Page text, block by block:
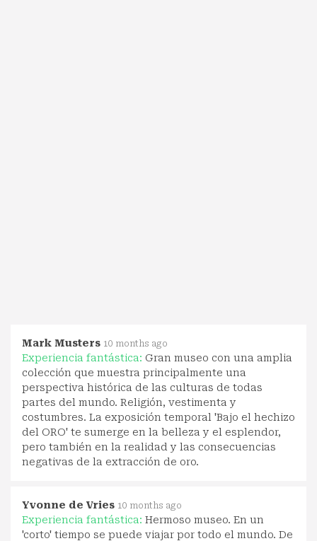
Mark Musters 10 months ago
Experiencia fantástica: Gran museo con una amplia
colección que muestra principalmente una
perspectiva histórica de las culturas de todas
partes del mundo. Religión, vestimenta y
costumbres. La exposición temporal 'Bajo el hechizo
del ORO' te sumerge en la belleza y el esplendor,
pero también en la realidad y las consecuencias
negativas de la extracción de oro.
Yvonne de Vries 10 months ago
Experiencia fantástica: Hermoso museo. En un
'corto' tiempo se puede viajar por todo el mundo. De